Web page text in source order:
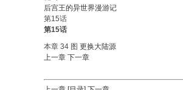
后宫王的异世界漫游记
第15话
第15话
本章 34 图 更换大陆源
上一章 下一章